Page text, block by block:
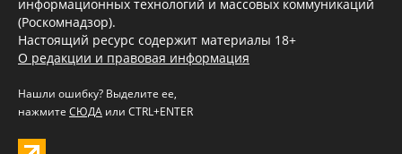
информационных технологий и массовых коммуникаций
(Роскомнадзор).
Настоящий ресурс содержит материалы 18+
О редакции и правовая информация
Нашли ошибку? Выделите ее,
нажмите СЮДА или CTRL+ENTER